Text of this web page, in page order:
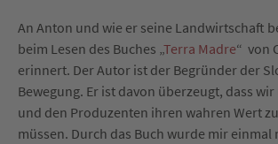
An Anton und wie er seine Landwirtschaft
beim Lesen des Buches „Terra Madre“ von
erinnert. Der Autor ist der Begründer der
Bewegung. Er ist davon überzeugt, dass
und den Produzenten ihren wahren Wert
müssen. Durch das Buch wurde mir einmal